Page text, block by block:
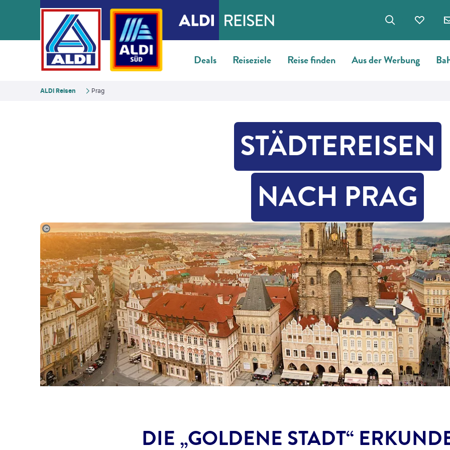
Deals Reiseziele Reise finden Aus der Werbung
ALDI Reisen Prag
STÄDTEREISEN
NACH PRAG
©Patryk Michalski@stock.adobe.com
DIE „GOLDENE STADT“